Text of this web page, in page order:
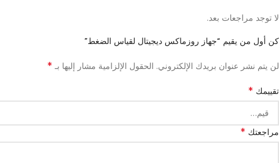
لا توجد مراجعات بعد.
كن أول من يقيم “جهاز روزماكس ديجيتال لقياس الضغط”
لن يتم نشر عنوان بريدك الإلكتروني. الحقول الإلزامية مشار إليها بـ *
تقييمك *
مراجعتك *